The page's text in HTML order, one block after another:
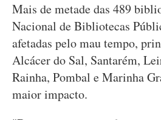
Mais de metade das 489
Nacional de Bibliotecas
afetadas pelo mau tempo,
Alcácer do Sal, Santarém,
Rainha, Pombal e Marinha
maior impacto.